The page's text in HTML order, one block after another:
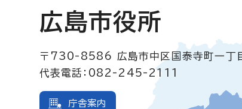
広島市役所
〒730-8586
広島市中区国泰寺町一
代表電話：082-245-2111
庁舎案内